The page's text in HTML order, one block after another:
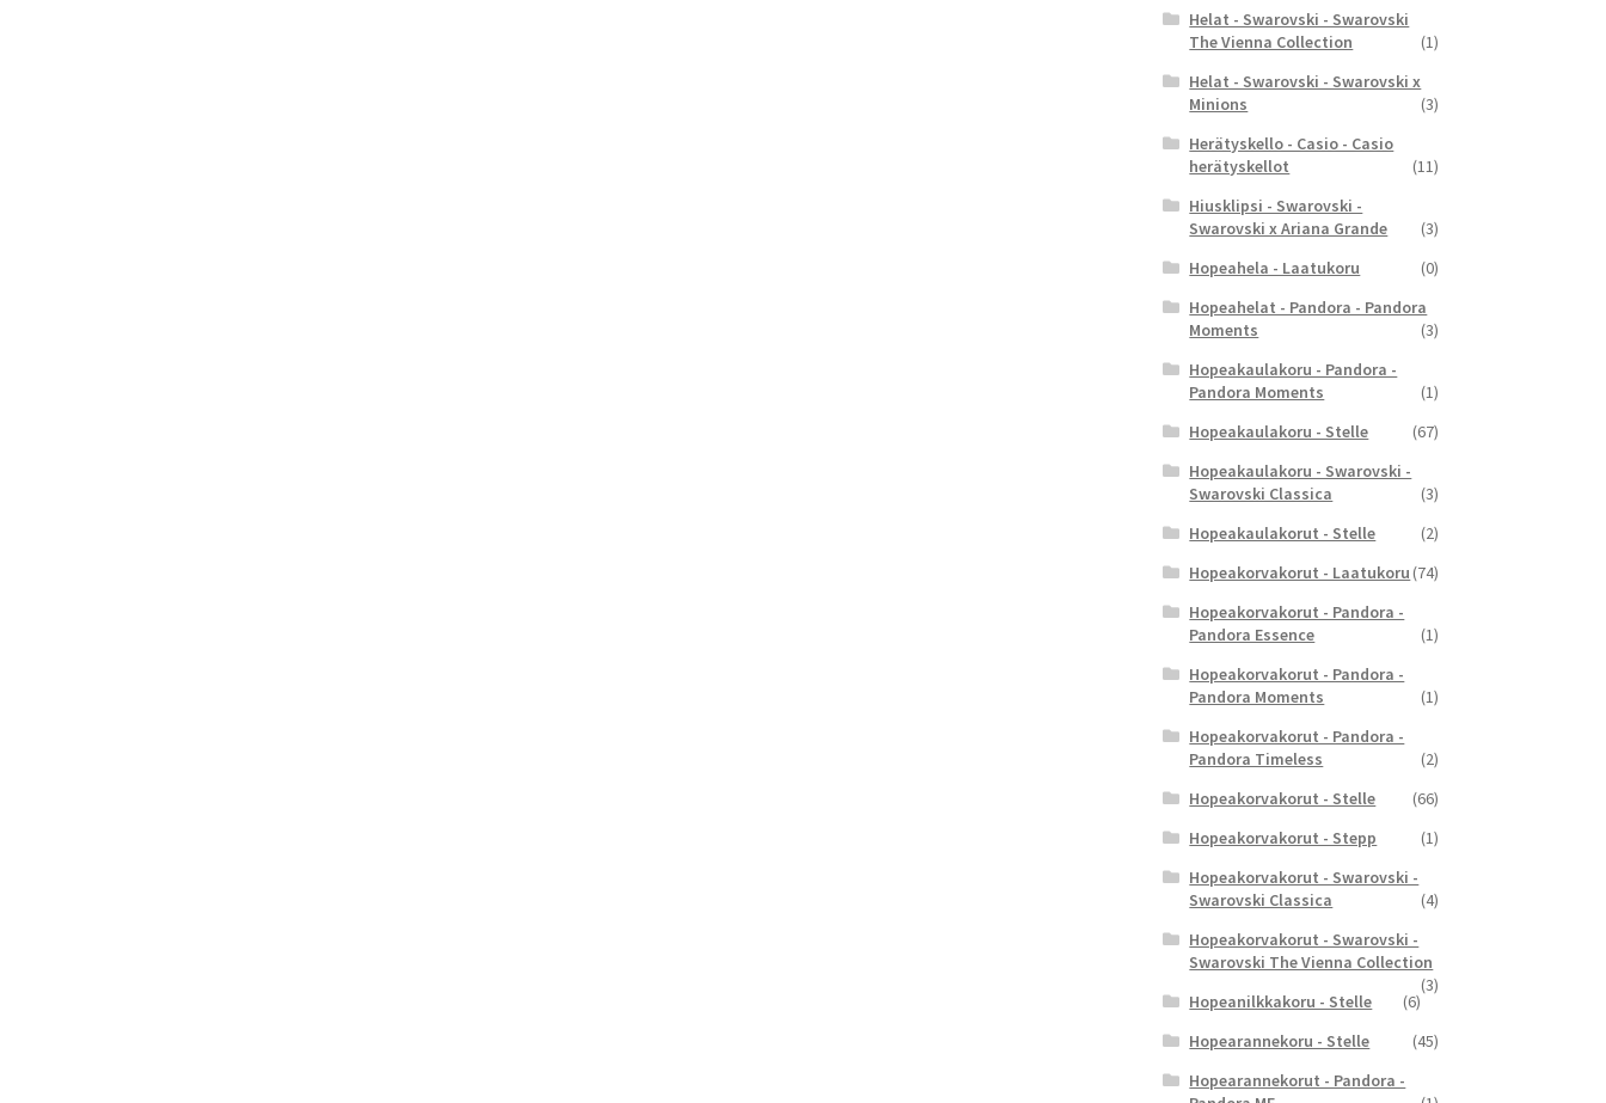
Helat - Swarovski - Swarovski
The Vienna Collection
(1)
Helat - Swarovski - Swarovski x
Minions
(3)
Herätyskello - Casio - Casio
herätyskellot
(11)
Hiusklipsi - Swarovski -
Swarovski x Ariana Grande
(3)
Hopeahela - Laatukoru
(0)
Hopeahelat - Pandora - Pandora
Moments
(3)
Hopeakaulakoru - Pandora -
Pandora Moments
(1)
Hopeakaulakoru - Stelle
(67)
Hopeakaulakoru - Swarovski -
Swarovski Classica
(3)
Hopeakaulakorut - Stelle
(2)
Hopeakorvakorut - Laatukoru (74)
Hopeakorvakorut - Pandora -
Pandora Essence
(1)
Hopeakorvakorut - Pandora -
Pandora Moments
(1)
Hopeakorvakorut - Pandora -
Pandora Timeless
(2)
Hopeakorvakorut - Stelle
(66)
Hopeakorvakorut - Stepp
(1)
Hopeakorvakorut - Swarovski -
Swarovski Classica
(4)
Hopeakorvakorut - Swarovski -
Swarovski The Vienna Collection
(3)
Hopeanilkkakoru - Stelle
(6)
Hopearannekoru - Stelle
(45)
Hopearannekorut - Pandora -